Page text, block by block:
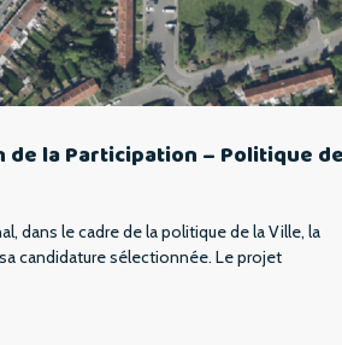
de la Participation – Politique
dans le cadre de la politique de la Ville, la
candidature sélectionnée. Le projet